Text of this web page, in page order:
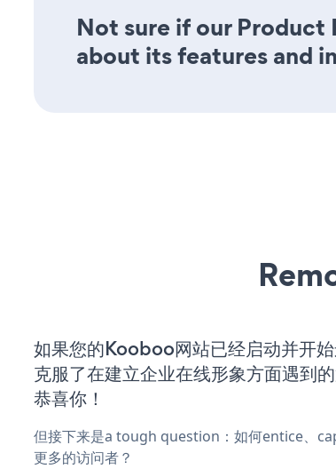
Not sure if our Product
about its features and
如果您的Kooboo网站已经启动并开
克服了在建立企业在线形象方面遇到的
恭喜你！
但接下来是a tough question：如何entice、
更多的访问者？